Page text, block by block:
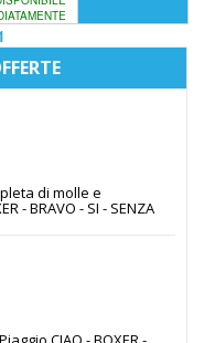
di molle e
- BRAVO - SI - SENZA